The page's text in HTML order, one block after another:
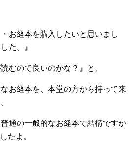
お経本を購入したいと思いまし
た。』
むので良いのかな？』と、
お経本を、本堂の方から持って来
通の一般的なお経本で結構ですか
たよ。